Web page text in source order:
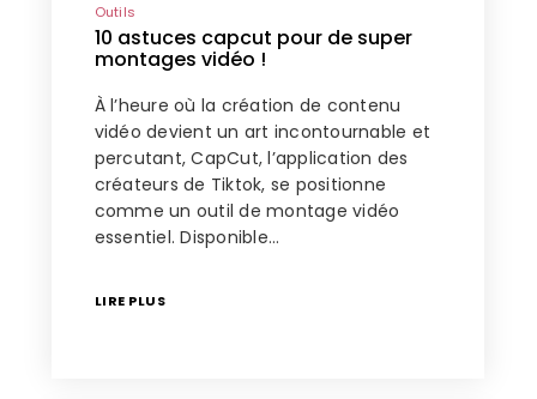
Outils
10 astuces capcut pour de super
montages vidéo !
À l’heure où la création de contenu
vidéo devient un art incontournable et
percutant, CapCut, l’application des
créateurs de Tiktok, se positionne
comme un outil de montage vidéo
essentiel. Disponible…
LIRE PLUS